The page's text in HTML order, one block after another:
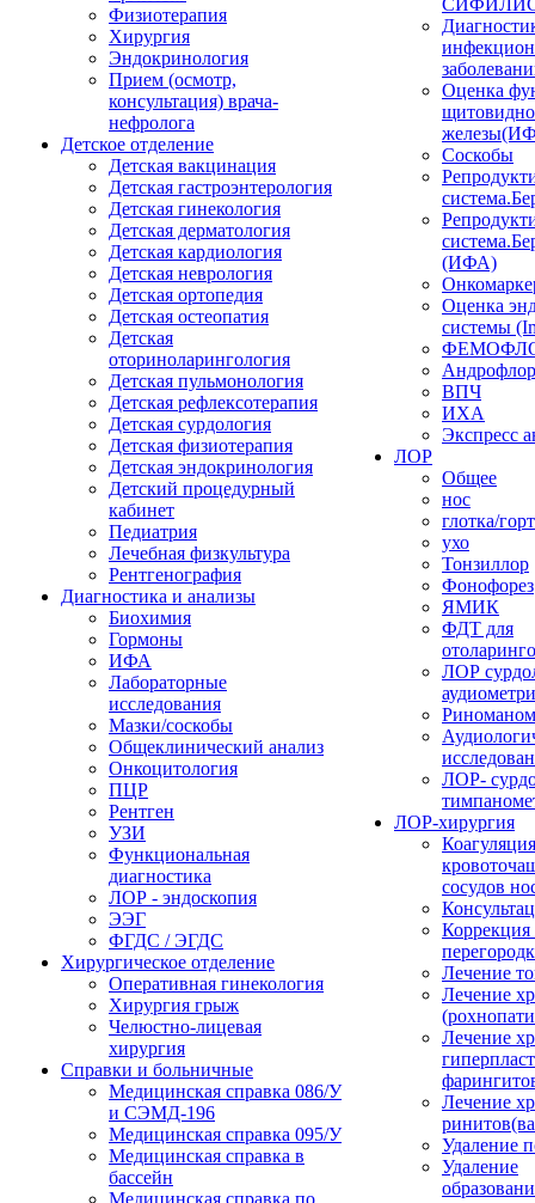
Физиотерапия
Хирургия
Эндокринология
Прием (осмотр,
консультация) врача-
нефролога
Детское отделение
Детская вакцинация
Детская гастроэнтерология
Детская гинекология
Детская дерматология
Детская кардиология
Детская неврология
Детская ортопедия
Детская остеопатия
Детская
оториноларингология
Детская пульмонология
Детская рефлексотерапия
Детская сурдология
Детская физиотерапия
Детская эндокринология
Детский процедурный
кабинет
Педиатрия
Лечебная физкультура
Рентгенография
Диагностика и анализы
Биохимия
Гормоны
ИФА
Лабораторные
исследования
Мазки/соскобы
Общеклинический анализ
Онкоцитология
ПЦР
Рентген
УЗИ
Функциональная
диагностика
ЛОР - эндоскопия
ЭЭГ
ФГДС / ЭГДС
Хирургическое отделение
Оперативная гинекология
Хирургия грыж
Челюстно-лицевая
хирургия
Справки и больничные
Медицинская справка 086/У
и СЭМД‑196
Медицинская справка 095/У
Медицинская справка в
бассейн
Медицинская справка по
Оценка
Соскобы
(ИФА)
Оценка
системы
Андрофлор
ВПЧ
ИХА
Экспресс
ЛОР
Общее
нос
глотка/
ухо
Тонзиллор
Фонофорез
ЯМИК
ФДТ для
ЛОР
ЛОР-
ЛОР-хирургия
Коагуляция
сосудов
Коррекция
Лечение
Лечение
Лечение
Лечение
Удаление
Удаление